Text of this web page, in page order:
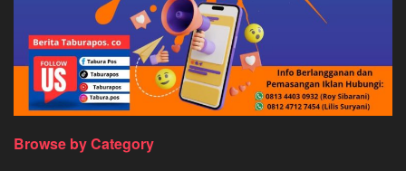
Browse by Category